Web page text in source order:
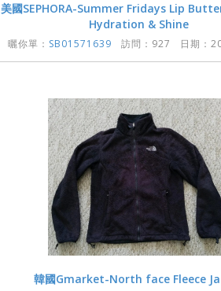
美國SEPHORA-Summer Fridays Lip
Hydration & Shine
曬你單： SB01571639 訪問：927 日期：
韓國Gmarket-North face Fleece